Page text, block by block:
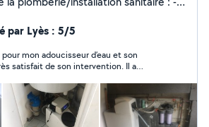
Spécialité
réseau/équipements (
pression/débit,chauffe,etc) À bientôt
par Lyès : 5/5
pour mon adoucisseur d’eau et son
satisfait de son intervention. Il a
étape. Je recommande sans hésitation !